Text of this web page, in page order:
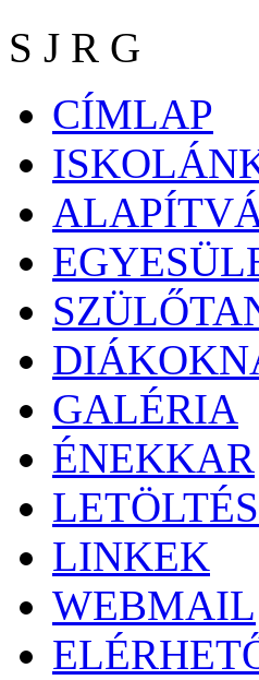
S J R G
CÍMLAP
GALÉRIA
ÉNEKKAR
LINKEK
WEBMAIL